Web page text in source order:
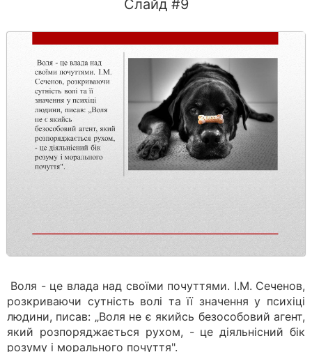
Слайд #9
Воля - це влада над своїми почуттями. І.М. Сеченов,
розкриваючи сутність волі та її значення у психіці
людини, писав: „Воля не є якийсь безособовий агент,
який розпоряджається рухом, - це діяльнісний бік
розуму і морального почуття".